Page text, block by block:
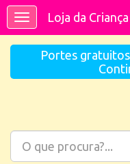
ToggleLoja da Criança
Portes